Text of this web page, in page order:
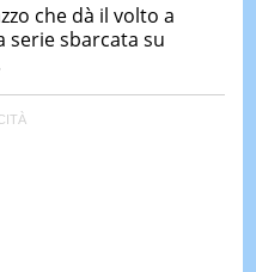
TEST
che dà il volto a
serie sbarcata su